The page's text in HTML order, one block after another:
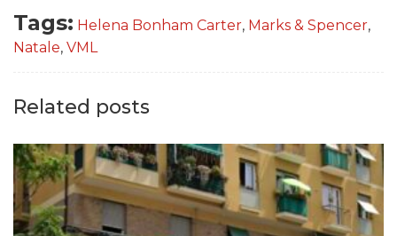
RICERCHE
TREND
CASE HISTORY
Tags: Helena Bonham Carter, Marks & Spencer,
Natale, VML
Related posts